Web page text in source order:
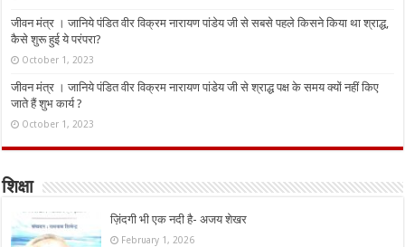
जीवन मंत्र । जानिये पंडित वीर विक्रम नारायण पांडेय जी से सबसे पहले किसने किया था श्राद्ध,
कैसे शुरू हुई ये परंपरा?
October 1, 2023
जीवन मंत्र । जानिये पंडित वीर विक्रम नारायण पांडेय जी से श्राद्ध पक्ष के समय क्यों नहीं किए
जाते हैं शुभ कार्य ?
October 1, 2023
शिक्षा
ज़िंदगी भी एक नदी है- अजय शेखर
February 1, 2026